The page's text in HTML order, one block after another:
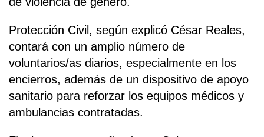
Protección Civil, según explicó César Reales,
contará con un amplio número de
voluntarios/as diarios, especialmente en los
encierros, además de un dispositivo de apoyo
sanitario para reforzar los equipos médicos y
ambulancias contratadas.